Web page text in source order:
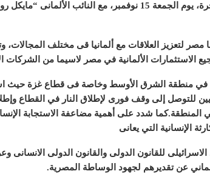
التقى د. بدر عبد العاطى، وزير الخارجية والهجرة، يوم الجمعة 15 نوفمبر، مع
مصر لتعزيز العلاقات مع ألمانيا قى مختلف المجالات،
الاستثمارات الألمانية في مصر لاسيما من الشركات
في منطقة الشرق الأوسط وخاصة فى قطاع غزة حيث
للتوصل إلى وقف فورى لإطلاق النار في القطاع
المنطقة.كما شدد على أهمية مضاعفة الاستجابة
الإنسانية التي يعانى
للقانون الدولى والقانون الدولى الانسانى
عن تقديرهم لجهود الوساطة المصرية.